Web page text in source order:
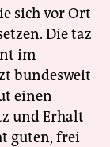
sich vor Ort
Die taz
im
bundesweit
einen
und Erhalt
guten, frei